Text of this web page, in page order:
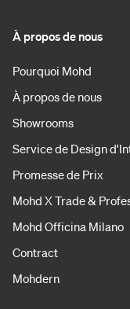
À propos de nous
Pourquoi Mohd
À propos de nous
Showrooms
Service de Design
Promesse de Prix
Mohd X Trade &
Mohd Officina Milano
Contract
Mohdern